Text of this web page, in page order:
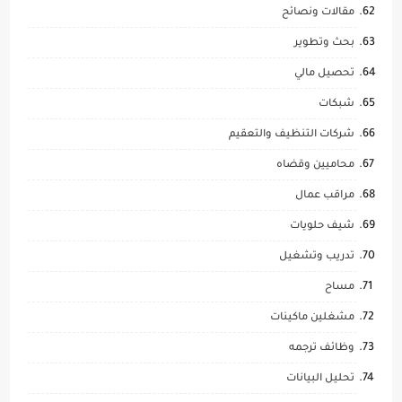
مقالات ونصائح
بحث وتطوير
تحصيل مالي
شبكات
شركات التنظيف والتعقيم
محاميين وقضاه
مراقب عمال
شيف حلويات
تدريب وتشغيل
مساح
مشغلين ماكينات
وظائف ترجمه
تحليل البيانات